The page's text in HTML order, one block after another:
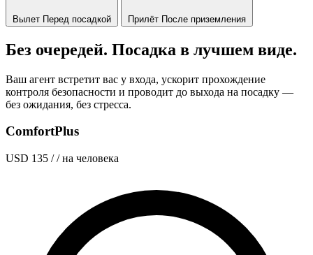
Вылет Перед посадкой Прилёт После приземления
Без очередей. Посадка в лучшем виде.
Ваш агент встретит вас у входа, ускорит прохождение
контроля безопасности и проводит до выхода на посадку —
без ожидания, без стресса.
ComfortPlus
USD 135 / / на человека